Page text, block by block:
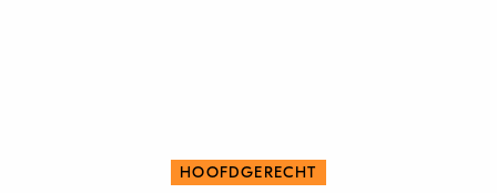
HOOFDGERECHT